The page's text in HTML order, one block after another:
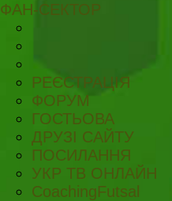
ФАН-СЕКТОР
РЕЄСТРАЦІЯ
ФОРУМ
ГОСТЬОВА
ДРУЗІ САЙТУ
ПОСИЛАННЯ
УКР ТВ ОНЛАЙН
CoachingFutsal